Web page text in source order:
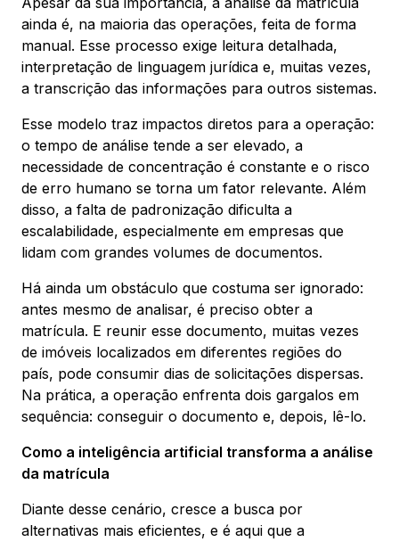
ainda é, na maioria das operações, feita de forma
manual. Esse processo exige leitura detalhada,
interpretação de linguagem jurídica e, muitas vezes,
a transcrição das informações para outros sistemas.
Esse modelo traz impactos diretos para a operação:
o tempo de análise tende a ser elevado, a
necessidade de concentração é constante e o risco
de erro humano se torna um fator relevante. Além
disso, a falta de padronização dificulta a
escalabilidade, especialmente em empresas que
lidam com grandes volumes de documentos.
Há ainda um obstáculo que costuma ser ignorado:
antes mesmo de analisar, é preciso obter a
matrícula. E reunir esse documento, muitas vezes
de imóveis localizados em diferentes regiões do
país, pode consumir dias de solicitações dispersas.
Na prática, a operação enfrenta dois gargalos em
sequência: conseguir o documento e, depois, lê-lo.
Como a inteligência artificial transforma a análise
da matrícula
Diante desse cenário, cresce a busca por
alternativas mais eficientes, e é aqui que a